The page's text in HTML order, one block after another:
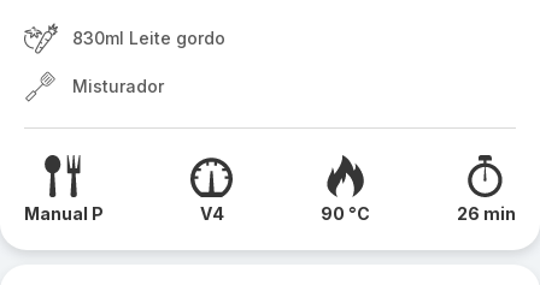
830ml Leite gordo
Misturador
Manual P V4 90 °C 26 min